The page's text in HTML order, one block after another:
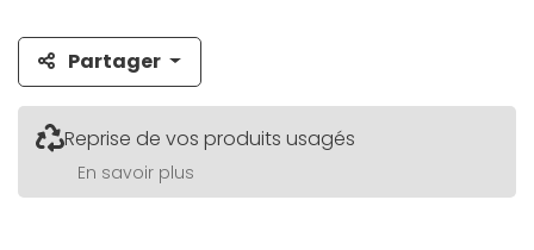
Partager
Reprise de vos produits usagés
En savoir plus